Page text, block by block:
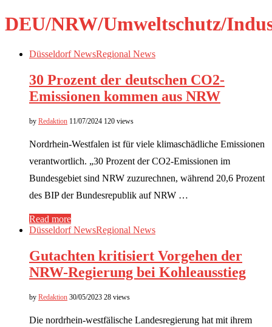
DEU/NRW/Umweltschutz/
Düsseldorf NewsRegional News
30 Prozent der deutschen CO2-
Emissionen kommen aus NRW
by Redaktion 11/07/2024 120 views
Nordrhein-Westfalen ist für viele klimaschädliche Emissionen
verantwortlich. „30 Prozent der CO2-Emissionen im
Bundesgebiet sind NRW zuzurechnen, während 20,6 Prozent
des BIP der Bundesrepublik auf NRW …
Read more
Düsseldorf NewsRegional News
Gutachten kritisiert Vorgehen der
NRW-Regierung bei Kohleausstieg
by Redaktion 30/05/2023 28 views
Die nordrhein-westfälische Landesregierung hat mit ihrem